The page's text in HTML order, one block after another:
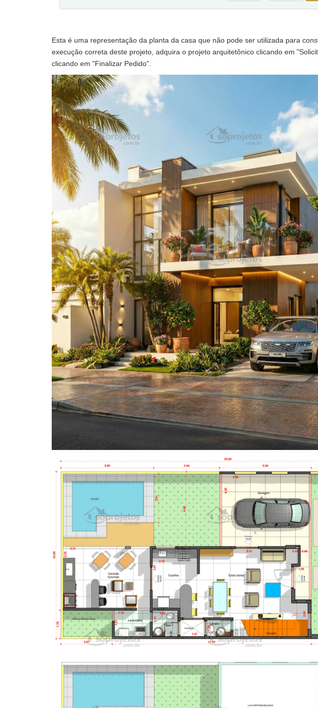
Esta é uma representação da planta da casa que não pode ser utilizada para
execução correta deste projeto, adquira o projeto arquitetônico clicando em
clicando em "Finalizar Pedido".